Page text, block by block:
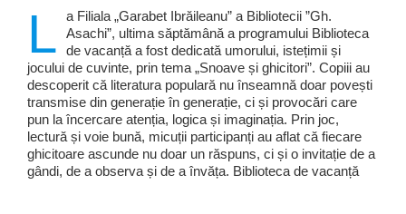
L
a Filiala „Garabet Ibrăileanu” a Bibliotecii ”Gh.
Asachi”, ultima săptămână a programului Biblioteca
de vacanță a fost dedicată umorului, istețimii și
jocului de cuvinte, prin tema „Snoave și ghicitori”. Copiii au
descoperit că literatura populară nu înseamnă doar povești
transmise din generație în generație, ci și provocări care
pun la încercare atenția, logica și imaginația. Prin joc,
lectură și voie bună, micuții participanți au aflat că fiecare
ghicitoare ascunde nu doar un răspuns, ci și o invitație de a
gândi, de a observa și de a învăța. Biblioteca de vacanță